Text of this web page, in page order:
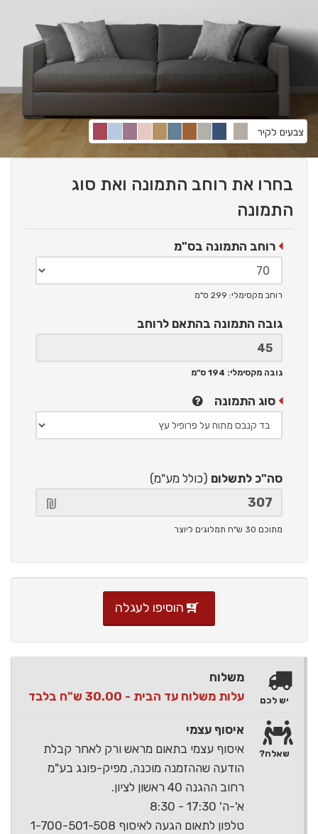
צבעים לקיר
בחרו את רוחב התמונה ואת סוג
התמונה
רוחב התמונה בס"מ
רוחב מקסימלי: 299 ס"מ
גובה התמונה בהתאם לרוחב
גובה מקסימלי: 194 ס"מ
סוג התמונה
סה"כ לתשלום (כולל מע"מ)
מתוכם 30 ש"ח תמלוגים ליוצר
הוסיפו לעגלה
משלוח
עלות משלוח עד הבית - 30.00 ש"ח בלבד
איסוף עצמי
איסוף עצמי בתאום מראש ורק לאחר קבלת
הודעה שההזמנה מוכנה, מפיק-פונג בע"מ
רחוב ההגנה 40 ראשון לציון.
א'-ה' 17:30 - 8:30
טלפון לתאום הגעה לאיסוף 1-700-501-508
יש לכם
שאלה?